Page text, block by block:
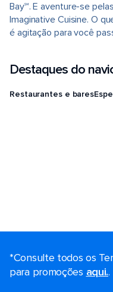
Bay℠. E aventure-se
Imaginative Cuisine. O
é agitação para você
Destaques do
Restaurantes e bares
*Consulte todos os
para promoções aqui..